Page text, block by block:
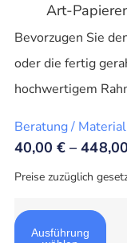
Art-
Bevorzugen Sie
oder die fertig
hochwertigem
Beratung /
40,00€ –448,00
Preise zuzüglich
Ausführung